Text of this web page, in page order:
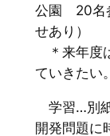
公園 20名
せあり）
＊来年度
ていきたい。
学習…別
開発問題に